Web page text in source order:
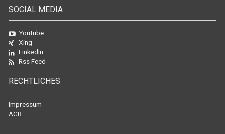
SOCIAL MEDIA
Youtube
Xing
LinkedIn
Rss Feed
RECHTLICHES
Impressum
AGB